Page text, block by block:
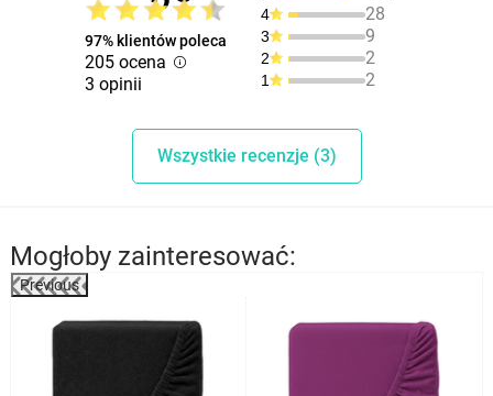
97% klientów poleca
205 ocena
3 opinii
4 28
3 9
2 2
1 2
Wszystkie recenzje (3)
Mogłoby zainteresować:
Previous